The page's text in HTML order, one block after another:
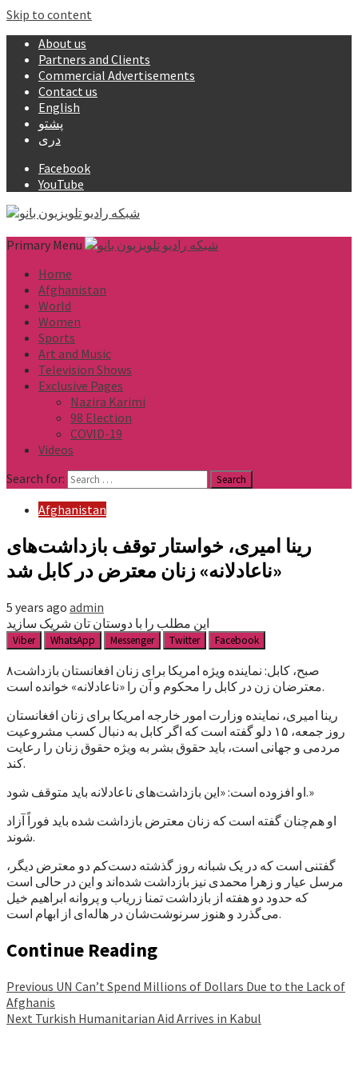
Skip to content
About us
Partners and Clients
Commercial Advertisements
Contact us
English
پشتو
دری
Facebook
YouTube
Primary Menu
Home
Afghanistan
World
Women
Sports
Art and Music
Television Shows
Exclusive Pages
Nazira Karimi
98 Election
COVID-19
Videos
Search for:
Afghanistan
رینا امیری، خواستار توقف بازداشت‌های
«ناعادلانه» زنان معترض در کابل شد
5 years ago admin
این مطلب را با دوستان تان شریک سازید
Viber WhatsApp Messenger Twitter Facebook
۸صبح، کابل: نماینده ویژه امریکا برای زنان افغانستان بازداشت‌
معترضان زن در کابل را محکوم و آن را «ناعادلانه» خوانده است.
رینا امیری، نماینده وزارت امور خارجه امریکا برای زنان افغانستان
روز جمعه، ۱۵ دلو گفته است که اگر کابل به دنبال کسب مشروعیت
مردمی و جهانی است، باید حقوق بشر به ویژه حقوق زنان را رعایت
کند.
او افزوده است: «این بازداشت‌های ناعادلانه باید متوقف شود.»
او هم‌چنان گفته است که زنان معترض بازداشت شده باید فوراً آزاد
شوند.
گفتنی است که در یک شبانه روز گذشته دست‌کم دو معترض دیگر،
مرسل عیار و زهرا محمدی نیز بازداشت شده‌اند و این در حالی است
که حدود دو هفته از بازداشت تمنا زریاب و پروانه ابراهیم خیل
می‌گذرد و هنوز سرنوشت‌شان در هاله‌ای از ابهام است.
Continue Reading
Previous UN Can’t Spend Millions of Dollars Due to the Lack of
Afghanis
Next Turkish Humanitarian Aid Arrives in Kabul